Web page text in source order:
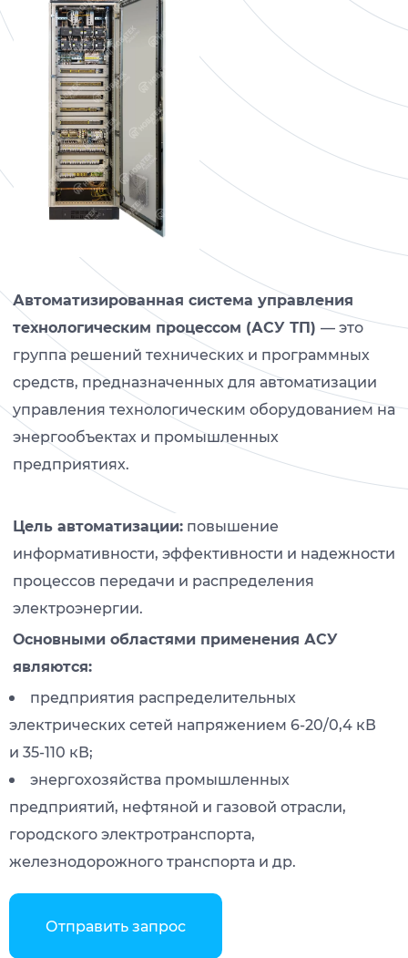
Автоматизированная система управления
технологическим процессом (АСУ ТП) — это
группа решений технических и программных
средств, предназначенных для автоматизации
управления технологическим оборудованием на
энергообъектах и промышленных
предприятиях.
Цель автоматизации: повышение
информативности, эффективности и надежности
процессов передачи и распределения
электроэнергии.
Основными областями применения АСУ
являются:
предприятия распределительных
электрических сетей напряжением 6-20/0,4 кВ
и 35-110 кВ;
энергохозяйства промышленных
предприятий, нефтяной и газовой отрасли,
городского электротранспорта,
железнодорожного транспорта и др.
Отправить запрос